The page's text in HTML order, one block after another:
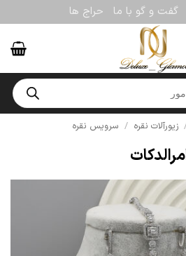
گفت و گو با ما حراج ها
زیورآلات نقره / سرویس نقره